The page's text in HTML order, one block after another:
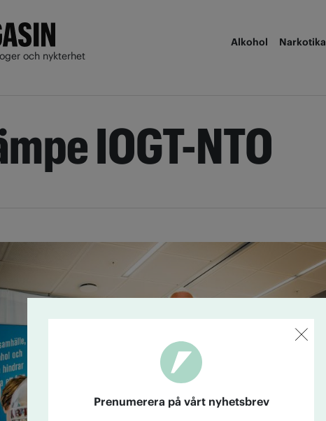
och nykterhet
Alkohol Narkotika
IOGT-NTO
Prenumerera på vårt nyhetsbrev